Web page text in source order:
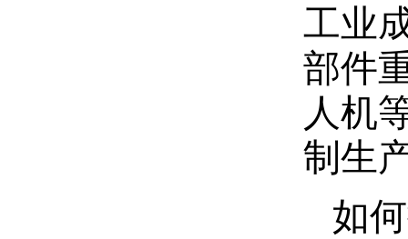
工业
部件
人机
制生
如